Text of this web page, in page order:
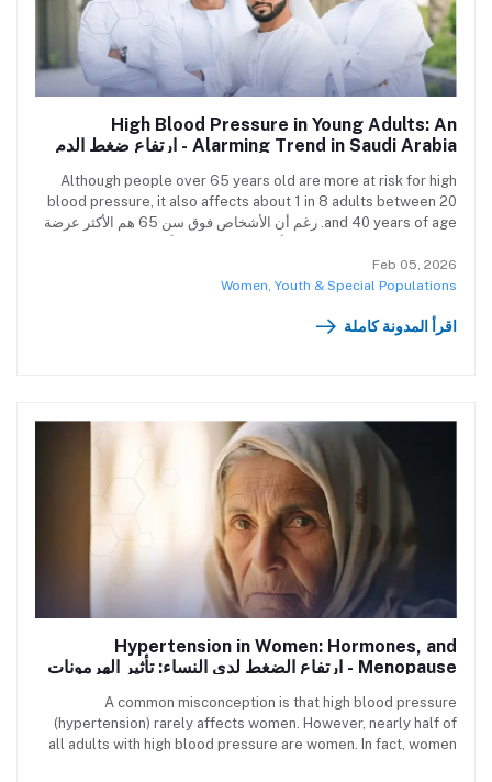
High Blood Pressure in Young Adults: An
Alarming Trend in Saudi Arabia - ارتفاع ضغط الدم
Although people over 65 years old are more at risk for high
blood pressure, it also affects about 1 in 8 adults between 20
and 40 years of age. رغم أن الأشخاص فوق سن 65 هم الأكثر عرضة
كل 8 بالغين تتراوح أعمارهم بين 20 و40 عامًا.
Feb 05, 2026
Women, Youth & Special Populations
اقرأ المدونة كاملة
Hypertension in Women: Hormones, and
Menopause - ارتفاع الضغط لدى النساء: تأثير الهرمونات
A common misconception is that high blood pressure
(hypertension) rarely affects women. However, nearly half of
all adults with high blood pressure are women. In fact, women